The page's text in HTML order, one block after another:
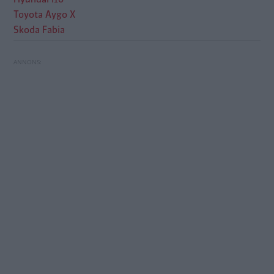
Toyota Aygo X
Skoda Fabia